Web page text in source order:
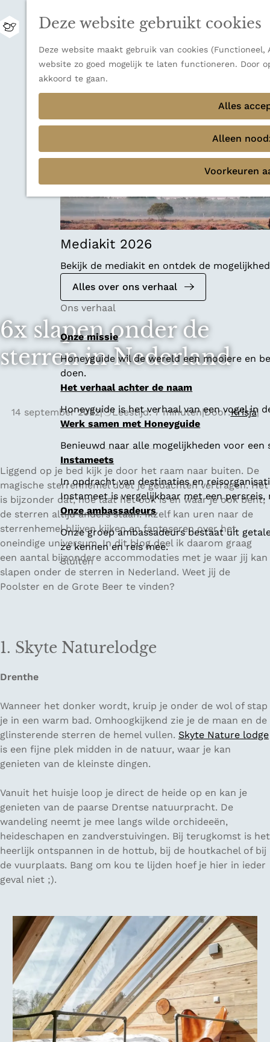
Deze website gebruikt cookies
Deze website maakt gebruik van cookies
website zo goed mogelijk te laten functioneren. Door
akkoord te gaan.
Alles
Alleen
Voorkeuren
M
n
u
bestemming voor wie houdt van natuur,
Sluiten
Thema's
Verborgen parels
Terug Ons verhaal
Mediakit 2026
Bekijk de mediakit en ontdek de
Alles over ons verhaal
Ons verhaal
Onze missie
Honeyguide wil de wereld een mooiere en
doen.
Het verhaal achter de naam
Honeyguide is het verhaal van een vogel in
Werk samen met Honeyguide
Benieuwd naar alle mogelijkheden voor
Instameets
In opdracht van destinaties en
Instameet is vergelijkbaar met een
Onze ambassadeurs
Onze groep ambassadeurs bestaat uit
ze kennen en reis mee.
Sluiten
6x slapen onder de
sterren in Nederland
14 september 2022| Leestijd: 7 minuten|Door:Krisja|
Liggend op je bed kijk je door het raam naar buiten. De
magische sterrenhemel doet je gedachten vertragen. Het
is bijzonder dat, hoe laat het ook is en waar je ook bent,
de sterren altijd anders staan. Ikzelf kan uren naar de
sterrenhemel blijven kijken en fantaseren over het
oneindige universum. In dit blog deel ik daarom graag
een aantal bijzondere accommodaties met je waar jij kan
slapen onder de sterren in Nederland. Weet jij de
Poolster en de Grote Beer te vinden?
1. Skyte Naturelodge
Drenthe
Wanneer het donker wordt, kruip je onder de wol of stap
je in een warm bad. Omhoogkijkend zie je de maan en de
glinsterende sterren de hemel vullen. Skyte Nature lodge
is een fijne plek midden in de natuur, waar je kan
genieten van de kleinste dingen.
Vanuit het huisje loop je direct de heide op en kan je
genieten van de paarse Drentse natuurpracht. De
wandeling neemt je mee langs wilde orchideeën,
heideschapen en zandverstuivingen. Bij terugkomst is het
heerlijk ontspannen in de hottub, bij de houtkachel of bij
de vuurplaats. Bang om kou te lijden hoef je hier in ieder
geval niet ;).